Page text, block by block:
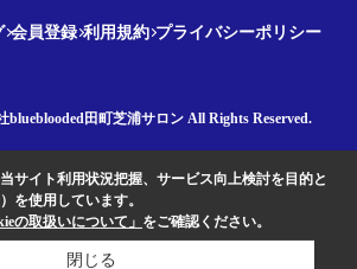
会員登録 利用規約 プライバシーポリシー
blueblooded田町芝浦サロン All Rights Reserved.
サイト利用状況把握、サービス向上検討を目的と
を使用しています。
の取扱いについて」 をご確認ください。
閉じる